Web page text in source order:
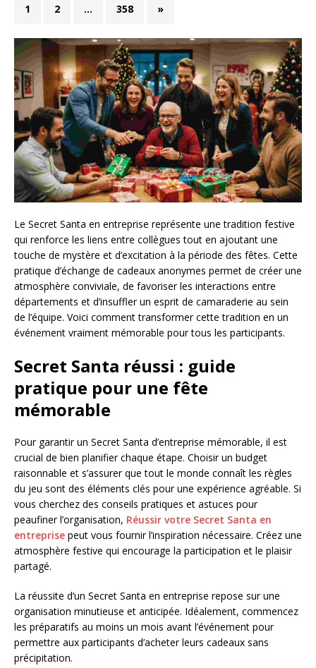
1 2 … 358 »
Le Secret Santa en entreprise représente une tradition festive
qui renforce les liens entre collègues tout en ajoutant une
touche de mystère et d’excitation à la période des fêtes. Cette
pratique d’échange de cadeaux anonymes permet de créer une
atmosphère conviviale, de favoriser les interactions entre
départements et d’insuffler un esprit de camaraderie au sein
de l’équipe. Voici comment transformer cette tradition en un
événement vraiment mémorable pour tous les participants.
Secret Santa réussi : guide
pratique pour une fête
mémorable
Pour garantir un Secret Santa d’entreprise mémorable, il est
crucial de bien planifier chaque étape. Choisir un budget
raisonnable et s’assurer que tout le monde connaît les règles
du jeu sont des éléments clés pour une expérience agréable. Si
vous cherchez des conseils pratiques et astuces pour
peaufiner l’organisation, Réussir votre Secret Santa en
entreprise peut vous fournir l’inspiration nécessaire. Créez une
atmosphère festive qui encourage la participation et le plaisir
partagé.
La réussite d’un Secret Santa en entreprise repose sur une
organisation minutieuse et anticipée. Idéalement, commencez
les préparatifs au moins un mois avant l’événement pour
permettre aux participants d’acheter leurs cadeaux sans
précipitation.